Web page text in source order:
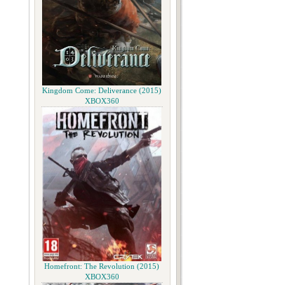
Kingdom Come: Deliverance (2015)
XBOX360
Homefront: The Revolution (2015)
XBOX360